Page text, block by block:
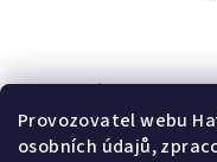
Provozovatel webu
osobních údajů,
Odebírat